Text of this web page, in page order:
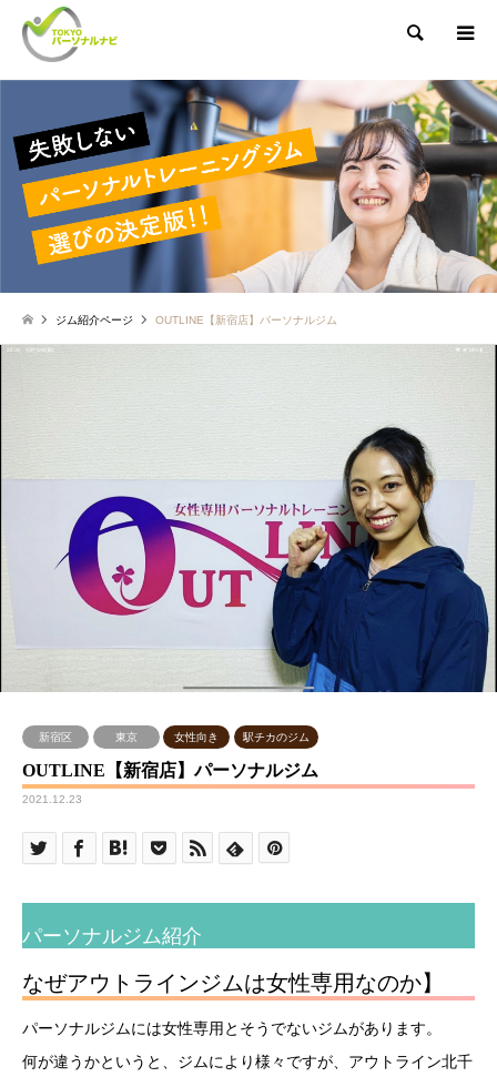
検索
ジム紹介ページ OUTLINE【新宿店】パーソナルジム
新宿区 東京 女性向き 駅チカのジム
OUTLINE【新宿店】パーソナルジム
2021.12.23
パーソナルジム紹介
なぜアウトラインジムは女性専用なのか】
パーソナルジムには女性専用とそうでないジムがあります。
何が違うかというと、ジムにより様々ですが、アウトライン北千